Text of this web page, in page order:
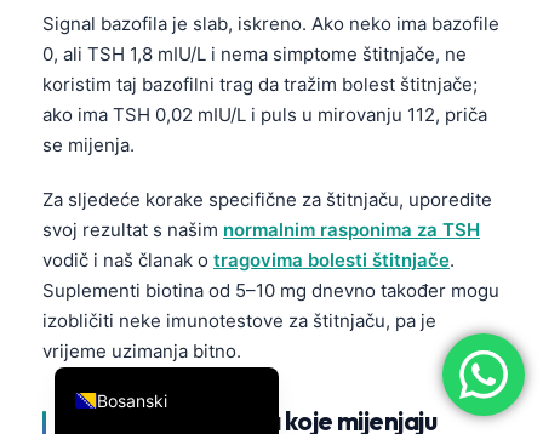
Signal bazofila je slab, iskreno. Ako neko ima bazofile
0, ali TSH 1,8 mIU/L i nema simptome štitnjače, ne
koristim taj bazofilni trag da tražim bolest štitnjače;
ako ima TSH 0,02 mIU/L i puls u mirovanju 112, priča
se mijenja.
Za sljedeće korake specifične za štitnjaču, uporedite
svoj rezultat s našim normalnim rasponima za TSH
vodič i naš članak o tragovima bolesti štitnjače.
Suplementi biotina od 5–10 mg dnevno također mogu
izobličiti neke imunotestove za štitnjaču, pa je
vrijeme uzimanja bitno.
Kombinacije CBC-a koje mijenjaju
Bosanski
English
Deutsch
العربية
Français
עִבְרִית
Italiano
Español
Português
Ελληνικά